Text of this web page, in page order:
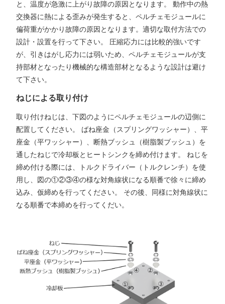
と、温度が急激に上がり故障の原因となります。 動作中の熱
交換器に熱による歪みが発生すると、ペルチェモジュールに
偏荷重がかかり故障の原因となります。適切な取付方法での
設計・設置を行って下さい。 圧縮応力には比較的強いです
が、引きはがし応力には弱いため、ペルチェモジュールが支
持部材となったり機械的な構造部材となるような設計は避け
て下さい。
ねじによる取り付け
取り付けねじは、下図のようにペルチェモジュールの辺側に
配置してください。 ばね座金（スプリングワッシャー）、平
座金（平ワッシャー）、断熱ブッシュ（樹脂製ブッシュ）を
通したねじで冷却板とヒートシンクを締め付けます。 ねじを
締め付ける際には、トルクドライバー（トルクレンチ）を使
用し、図の①②③④の様な対角線状になる順番で徐々に締め
込み、仮締めを行ってください。 その後、同様に対角線状に
なる順番で本締めを行ってくだい。